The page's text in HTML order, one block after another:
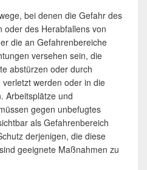
bei denen die Gefahr des
oder des Herabfallens von
die an Gefahrenbereiche
versehen sein, die
abstürzen oder durch
werden oder in die
Arbeitsplätze und
gegen unbefugtes
als Gefahrenbereich
derjenigen, die diese
geeignete Maßnahmen zu